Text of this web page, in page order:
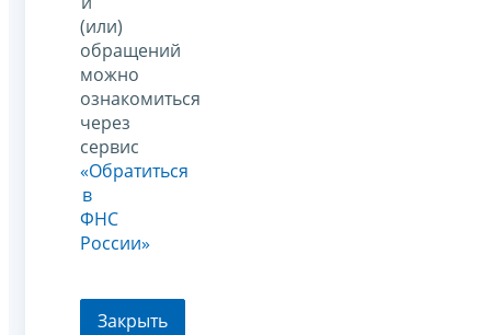
(или)
обращений
можно
ознакомиться
через
сервис
«Обратиться
в
ФНС
России»
Закрыть